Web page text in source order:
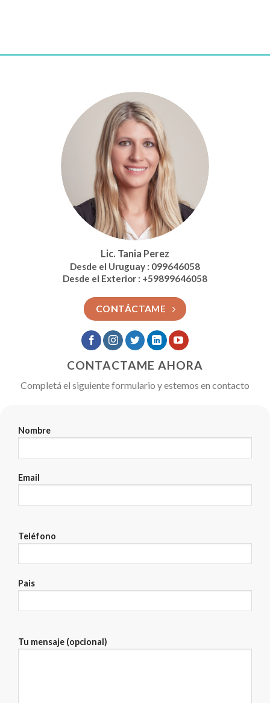
Lic. Tania Perez
Desde el Uruguay : 099646058
Desde el Exterior : +59899646058
CONTÁCTAME
CONTACTAME AHORA
Completá el siguiente formulario y estemos en contacto
Nombre
Email
Teléfono
Pais
Tu mensaje (opcional)